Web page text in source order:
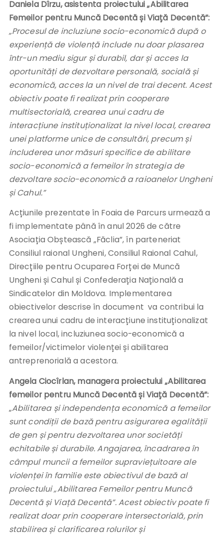
Daniela Dîrzu, asistenta proiectului „Abilitarea
Femeilor pentru Muncă Decentă și Viață Decentă”:
„Procesul de incluziune socio-economică după o
experiență de violență include nu doar plasarea
într-un mediu sigur și durabil, dar și acces la
oportunități de dezvoltare personală, socială și
economică, acces la un nivel de trai decent. Acest
obiectiv poate fi realizat prin cooperare
multisectorială, crearea unui cadru de
interacțiune instituționalizat la nivel local, crearea
unei platforme unice de consultări, precum și
includerea unor măsuri specifice de abilitare
socio-economică a femeilor în strategia de
dezvoltare socio-economică a raioanelor Ungheni
și Cahul.”
Acțiunile prezentate în Foaia de Parcurs urmează a
fi implementate până în anul 2026 de către
Asociația Obștească „Făclia”, în parteneriat
Consiliul raional Ungheni, Consiliul Raional Cahul,
Direcțiile pentru Ocuparea Forței de Muncă
Ungheni și Cahul și Confederația Națională a
Sindicatelor din Moldova. Implementarea
obiectivelor descrise în document va contribui la
crearea unui cadru de interacțiune instituționalizat
la nivel local, incluziunea socio-economică a
femeilor/victimelor violenței și abilitarea
antreprenorială a acestora.
Angela Ciocîrlan, managera proiectului „Abilitarea
femeilor pentru Muncă Decentă și Viață Decentă”:
„Abilitarea și independența economică a femeilor
sunt condiții de bază pentru asigurarea egalității
de gen și pentru dezvoltarea unor societăți
echitabile și durabile. Angajarea, încadrarea în
câmpul muncii a femeilor supraviețuitoare ale
violenței în familie este obiectivul de bază al
proiectului „Abilitarea Femeilor pentru Muncă
Decentă și Viață Decentă”. Acest obiectiv poate fi
realizat doar prin cooperare intersectorială, prin
stabilirea și clarificarea rolurilor și